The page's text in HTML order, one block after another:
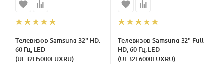
Телевизор Samsung 32" HD,
60 Гц, LED
(UE32H5000FUXRU)
Телевизор Samsung 32" Full
HD, 60 Гц, LED
(UE32F6000FUXRU)